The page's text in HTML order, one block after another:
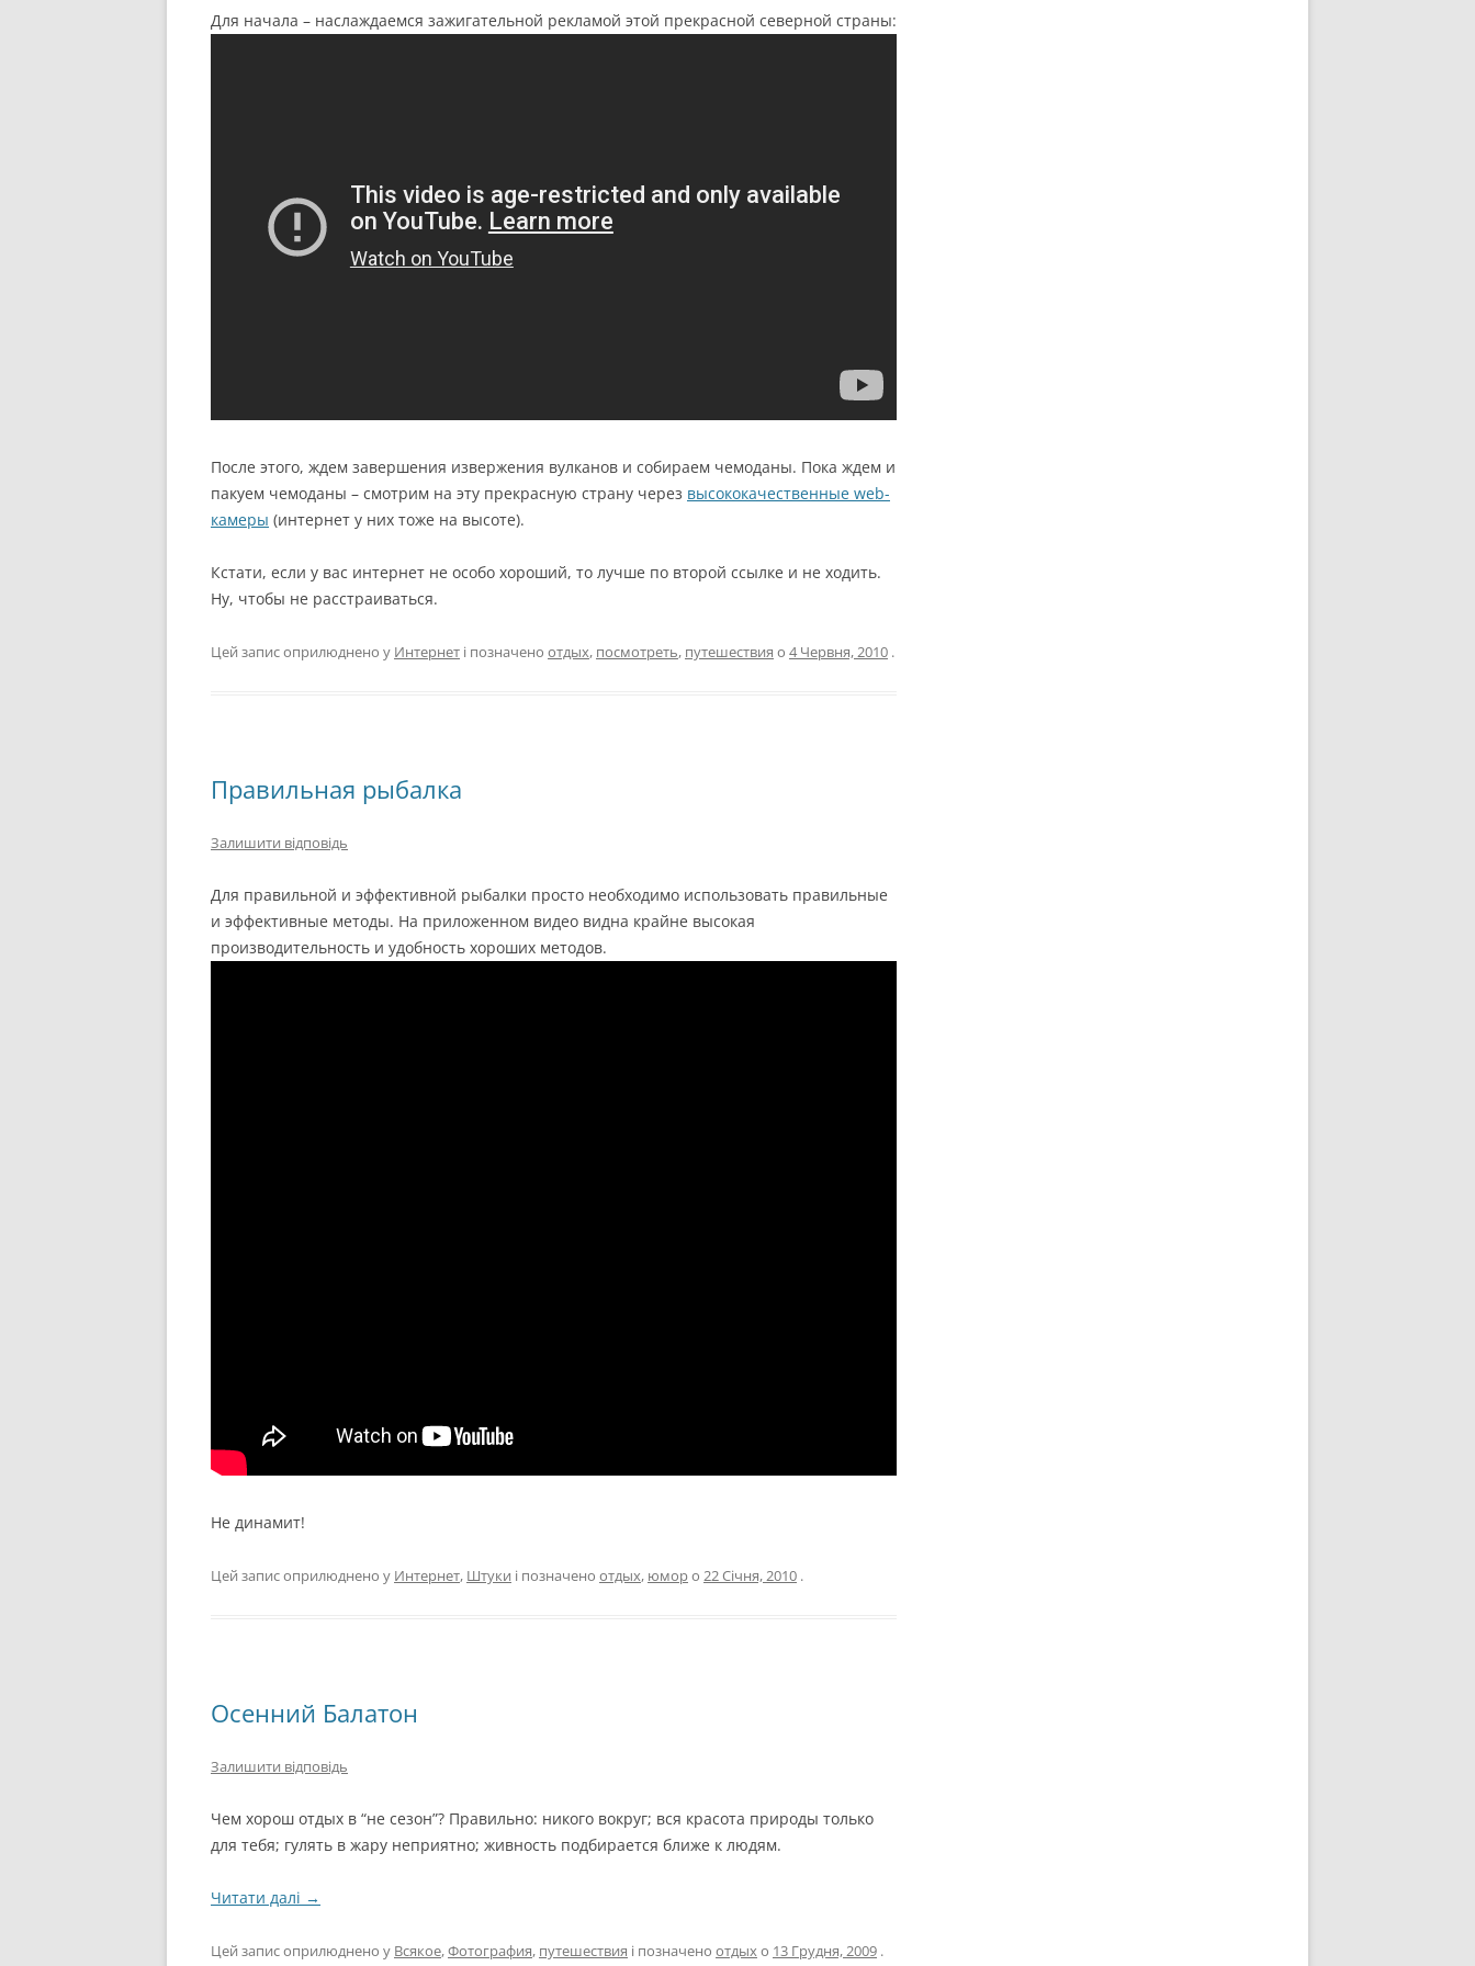
Для начала – наслаждаемся зажигательной рекламой этой прекрасной северной страны:
После этого, ждем завершения извержения вулканов и собираем чемоданы. Пока ждем и
пакуем чемоданы – смотрим на эту прекрасную страну через высококачественные web-
камеры (интернет у них тоже на высоте).
Кстати, если у вас интернет не особо хороший, то лучше по второй ссылке и не ходить.
Ну, чтобы не расстраиваться.
Цей запис оприлюднено у Интернет і позначено отдых, посмотреть, путешествия о 4 Червня, 2010 .
Правильная рыбалка
Залишити відповідь
Для правильной и эффективной рыбалки просто необходимо использовать правильные
и эффективные методы. На приложенном видео видна крайне высокая
производительность и удобность хороших методов.
Не динамит!
Цей запис оприлюднено у Интернет, Штуки і позначено отдых, юморо 22 Січня, 2010 .
Осенний Балатон
Залишити відповідь
Чем хорош отдых в “не сезон”? Правильно: никого вокруг; вся красота природы только
для тебя; гулять в жару неприятно; живность подбирается ближе к людям.
Читати далі →
Цей запис оприлюднено у Всякое,Фотография, путешествия і позначено отдыхо 13 Грудня, 2009 .